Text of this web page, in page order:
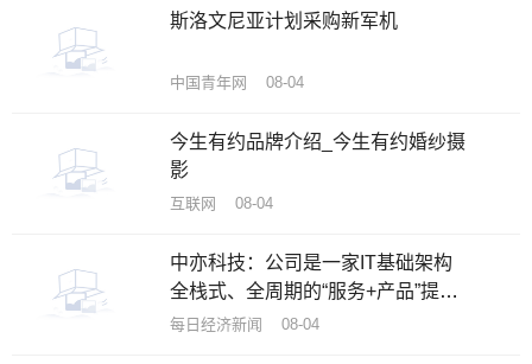
斯洛文尼亚计划采购新军机
中国青年网 08-04
今生有约品牌介绍_今生有约婚纱摄
影
互联网 08-04
中亦科技：公司是一家IT基础架构
全栈式、全周期的“服务+产品”提供
商
每日经济新闻 08-04